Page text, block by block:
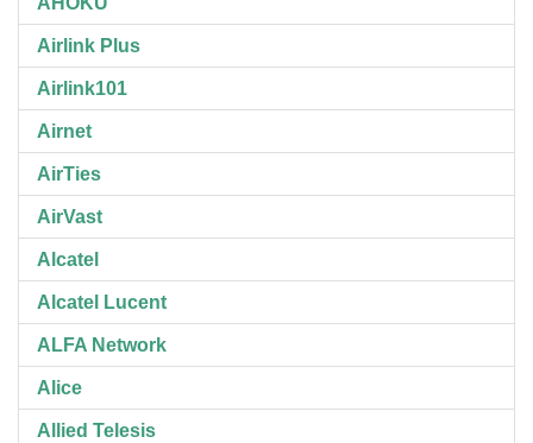
Airlink Plus
Airlink101
Airnet
AirTies
AirVast
Alcatel
Alcatel Lucent
ALFA Network
Alice
Allied Telesis